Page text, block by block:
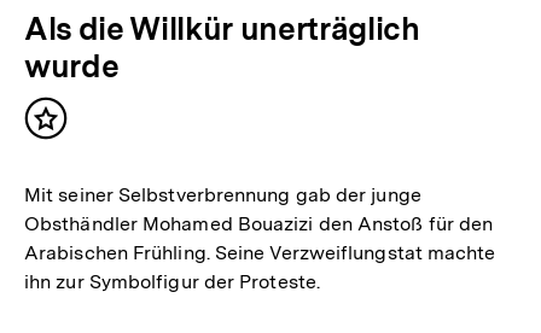
Als die Willkür unerträglich
wurde
Inhalt
Mit seiner Selbstverbrennung gab der junge
Obsthändler Mohamed Bouazizi den Anstoß für den
Arabischen Frühling. Seine Verzweiflungstat machte
ihn zur Symbolfigur der Proteste.